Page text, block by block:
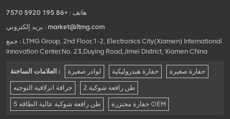
هاتف : +86 195 5920 7570
بريد إلكتروني : market@ltmg.com
جمع : LTMG Group, 2nd Floor,1-2, Electronics City(Xiamen) International
Innovation Center,No. 23,Duying Road,Jimei District, Xiamen China
العلامات الساخنة : لوادر صغيرة حفارة هيدروليكية حفارة صغيرة
جرافة انزلاقية التوجيه 2 طن رافعة شوكية
5 طن رافعة شوكية عالية الطاقة حفارة مجنزرة OEM